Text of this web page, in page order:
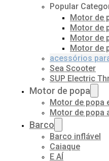
Popular
Motor de
Motor de
Motor de
Motor de
acessórios
Sea Scooter
SUP Electric
Motor de popa
Motor de popa
Motor de popa
Barco
Barco inflável
Caiaque
E AÍ